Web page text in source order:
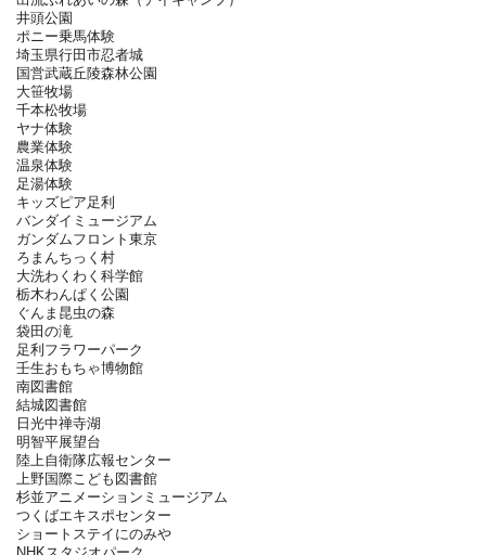
井頭公園
ポニー乗馬体験
埼玉県行田市忍者城
国営武蔵丘陵森林公園
大笹牧場
千本松牧場
ヤナ体験
農業体験
温泉体験
足湯体験
キッズピア足利
バンダイミュージアム
ガンダムフロント東京
ろまんちっく村
大洗わくわく科学館
栃木わんぱく公園
ぐんま昆虫の森
袋田の滝
足利フラワーパーク
壬生おもちゃ博物館
南図書館
結城図書館
日光中禅寺湖
明智平展望台
陸上自衛隊広報センター
上野国際こども図書館
杉並アニメーションミュージアム
つくばエキスポセンター
ショートステイにのみや
NHKスタジオパーク